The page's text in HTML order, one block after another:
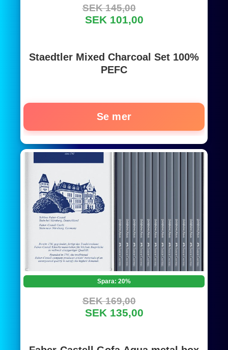
SEK 145,00
SEK 101,00
Staedtler Mixed Charcoal Set 100%
PEFC
Se mer
Spara: 20%
SEK 169,00
SEK 135,00